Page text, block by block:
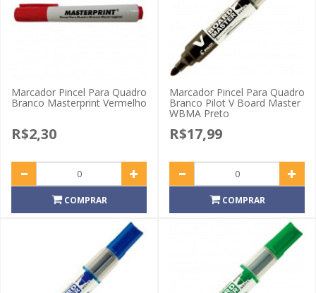
Marcador Pincel Para Quadro
Branco Masterprint Vermelho
R$2,30
COMPRAR
Marcador Pincel Para Quadro
Branco Pilot V Board Master
WBMA Preto
R$17,99
COMPRAR